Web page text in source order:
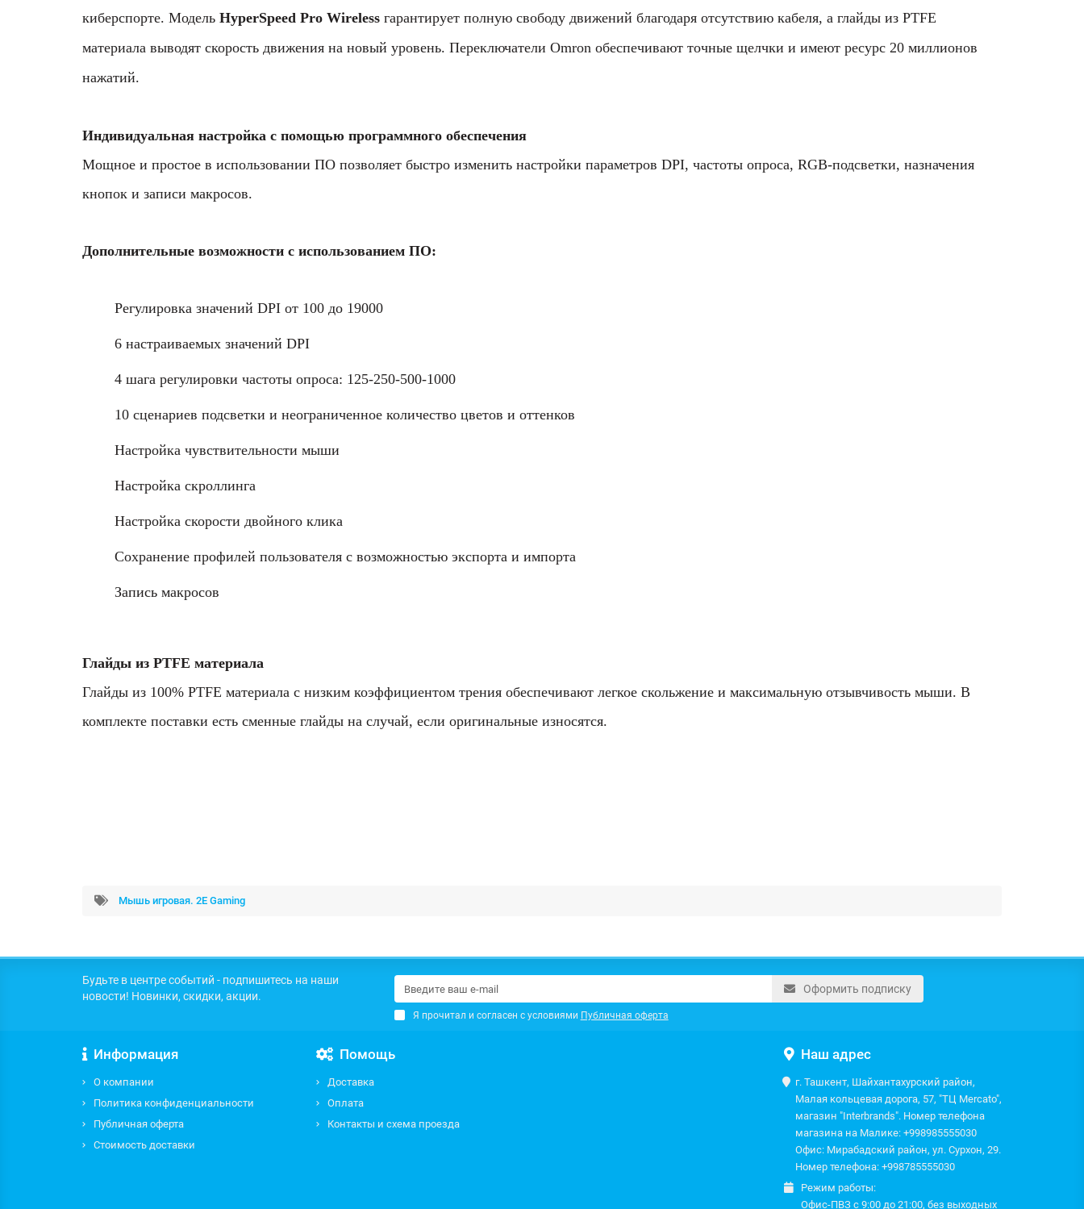
киберспорте. Модель HyperSpeed Pro Wireless гарантирует полную свободу движений благодаря отсутствию кабеля, а глайды из PTFE
материала выводят скорость движения на новый уровень. Переключатели Omron обеспечивают точные щелчки и имеют ресурс 20 миллионов
нажатий.
Индивидуальная настройка с помощью программного обеспечения
Мощное и простое в использовании ПО позволяет быстро изменить настройки параметров DPI, частоты опроса, RGB-подсветки, назначения
кнопок и записи макросов.
Дополнительные возможности с использованием ПО:
Регулировка значений DPI от 100 до 19000
6 настраиваемых значений DPI
4 шага регулировки частоты опроса: 125-250-500-1000
10 сценариев подсветки и неограниченное количество цветов и оттенков
Настройка чувствительности мыши
Настройка скроллинга
Настройка скорости двойного клика
Сохранение профилей пользователя с возможностью экспорта и импорта
Запись макросов
Глайды из PTFE материала
Глайды из 100% PTFE материала с низким коэффициентом трения обеспечивают легкое скольжение и максимальную отзывчивость мыши. В
комплекте поставки есть сменные глайды на случай, если оригинальные износятся.
Мышь игровая. 2E Gaming
Будьте в центре событий - подпишитесь на наши
новости! Новинки, скидки, акции.
Оформить подписку
Я прочитал и согласен с условиями Публичная оферта
Информация
О компании
Политика конфиденциальности
Публичная оферта
Стоимость доставки
Помощь
Доставка
Оплата
Контакты и схема проезда
Наш адрес
г. Ташкент, Шайхантахурский район,
Малая кольцевая дорога, 57, "ТЦ Mercato",
магазин "Interbrands". Номер телефона
магазина на Малике: +998985555030
Офис: Мирабадский район, ул. Сурхон, 29.
Номер телефона: +998785555030
Режим работы:
Офис-ПВЗ с 9:00 до 21:00, без выходных